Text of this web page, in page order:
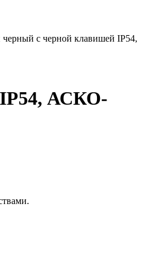
с черной клавишей IP54,
IP54, АСКО-